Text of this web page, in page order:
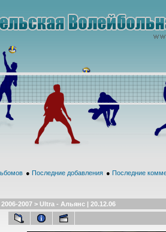
● Последние добавления ● Последние
2007 > Ultra - Альянс | 20.12.06